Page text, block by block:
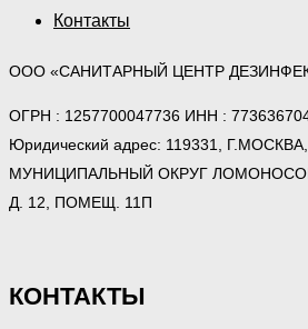
Контакты
ООО «САНИТАРНЫЙ ЦЕНТР
ОГРН : 1257700047736 ИНН :
Юридический адрес: 119331,
МУНИЦИПАЛЬНЫЙ ОКРУГ
Д. 12, ПОМЕЩ. 11П
КОНТАКТЫ